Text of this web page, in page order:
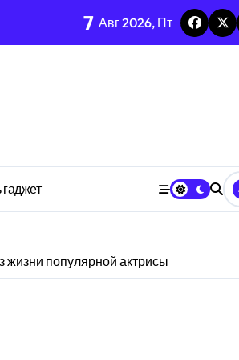
дедлайнов
7 Авг 2026, Пт
популярной актрисы